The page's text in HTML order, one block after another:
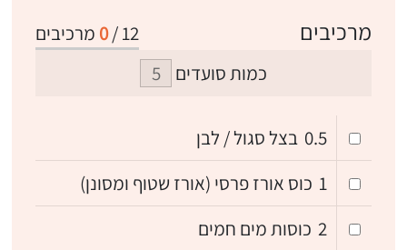
12
/
0 מרכיבים מרכיבים
כמות סועדים
0.5 בצל סגול / לבן
1 כוס אורז פרסי (אורז שטוף ומסונן)
2 כוסות מים חמים